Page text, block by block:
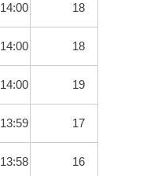
14:00 18
14:00 18
14:00 19
13:59 17
13:58 16